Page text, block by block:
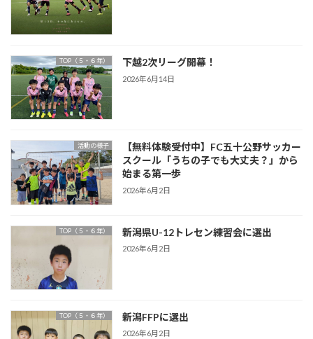
TOP（５・６年） 下越2次リーグ開幕！
2026年6月14日
活動の様子
【無料体験受付中】FC五十公野サッカー
スクール「うちの子でも大丈夫？」から
始まる第一歩
2026年6月2日
TOP（５・６年） 新潟県U-12トレセン練習会に選出
2026年6月2日
TOP（５・６年） 新潟FFPに選出
2026年6月2日